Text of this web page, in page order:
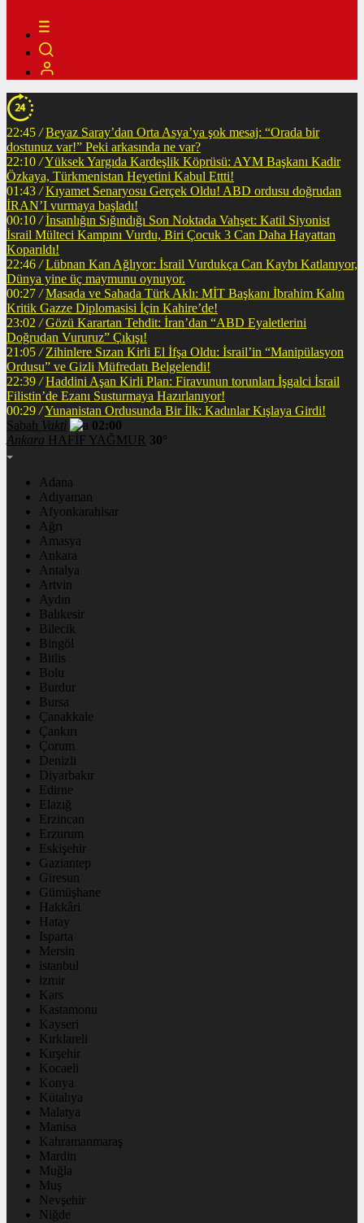
22:45 / Beyaz Saray’dan Orta Asya’ya şok mesaj: “Orada bir
dostunuz var!” Peki arkasında ne var?
22:10 /Yüksek Yargıda Kardeşlik Köprüsü: AYM Başkanı Kadir
Özkaya, Türkmenistan Heyetini Kabul Ettti!
01:43 / Kıyamet Senaryosu Gerçek Oldu! ABD ordusu doğrudan
İRAN’I vurmaya başladı!
00:10 / İnsanlığın Sığındığı Son Noktada Vahşet: Katil Siyonist
İsrail Mülteci Kampını Vurdu, Biri Çocuk 3 Can Daha Hayattan
Koparıldı!
22:46 / Lübnan Kan Ağlıyor: İsrail Vurdukça Can Kaybı Katlanıyor,
Dünya yine üç maymunu oynuyor.
00:27 / Masada ve Sahada Türk Aklı: MİT Başkanı İbrahim Kalın
Kritik Gazze Diplomasisi İçin Kahire’de!
23:02 / Gözü Karartan Tehdit: İran’dan “ABD Eyaletlerini
Doğrudan Vururuz” Çıkışı!
21:05 / Zihinlere Sızan Kirli El İfşa Oldu: İsrail’in “Manipülasyon
Ordusu” ve Gizli Müfredatı Belgelendi!
22:39 / Haddini Aşan Kirli Plan: Firavunun torunları İşgalci İsrail
Filistin’de Ezanı Susturmaya Hazırlanıyor!
00:29 /Yunanistan Ordusunda Bir İlk: Kadınlar Kışlaya Girdi!
Sabah Vakti
02:00
Ankara HAFİF YAĞMUR 30°
Adana
Adıyaman
Afyonkarahisar
Ağrı
Amasya
Ankara
Antalya
Artvin
Aydın
Balıkesir
Bilecik
Bingöl
Bitlis
Bolu
Burdur
Bursa
Çanakkale
Çankırı
Çorum
Denizli
Diyarbakır
Edirne
Elazığ
Erzincan
Erzurum
Eskişehir
Gaziantep
Giresun
Gümüşhane
Hakkâri
Hatay
Isparta
Mersin
istanbul
izmir
Kars
Kastamonu
Kayseri
Kırklareli
Kırşehir
Kocaeli
Konya
Kütahya
Malatya
Manisa
Kahramanmaraş
Mardin
Muğla
Muş
Nevşehir
Niğde